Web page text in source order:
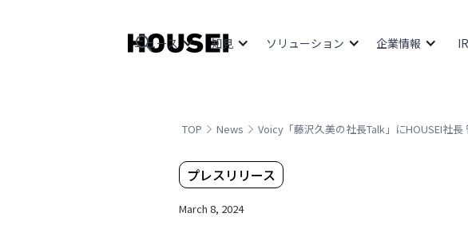
ニュース 知見 ソリューション 企業情報
TOP News Voicy「藤沢久美の社⻑Talk」にHOUSEI社長
プレスリリース
March 8, 2024